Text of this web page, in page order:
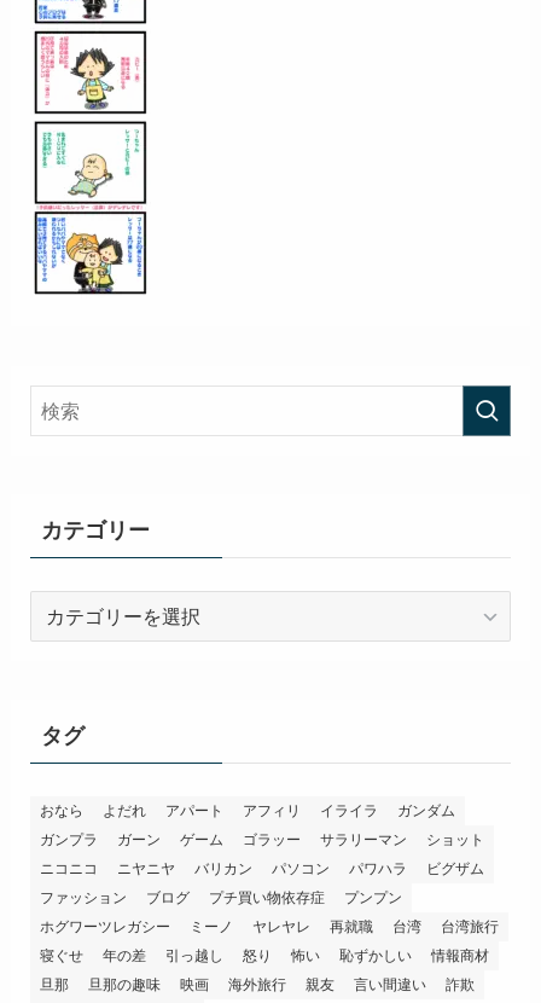
カテゴリー
タグ
おなら よだれ アパート アフィリ イライラ
ガンダム
ガンプラ
ガーン ゲーム ゴラッー サラリーマン
ショット
ニコニコ
ニヤニヤ バリカン パソコン パワハラ
ビグザム
ファッション
ブログ プチ買い物依存症
プンプン
ホグワーツレガシー
ミーノ ヤレヤレ 再就職 台湾
台湾旅行
寝ぐせ
年の差 引っ越し 怒り 怖い 恥ずかしい
情報商材
旦那
旦那の趣味 映画 海外旅行 親友 言い間違い
詐欺